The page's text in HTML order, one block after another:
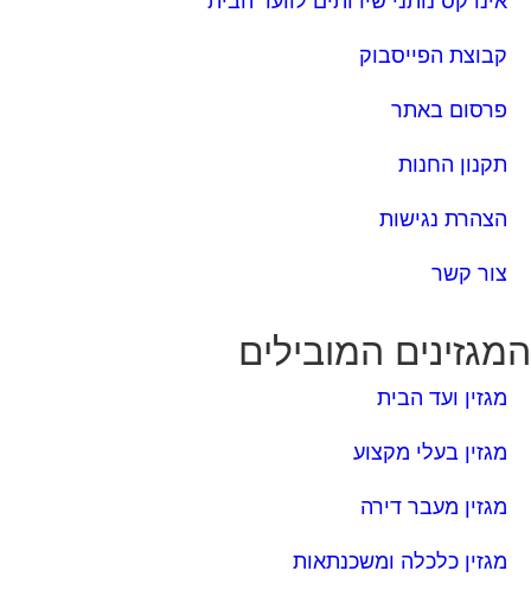
קבוצת הפייסבוק
פרסום באתר
תקנון החנות
הצהרת נגישות
צור קשר
המובילים
מגזין ועד הבית
מגזין בעלי מקצוע
מגזין מעבר דירה
מגזין כלכלה ומשכנתאות